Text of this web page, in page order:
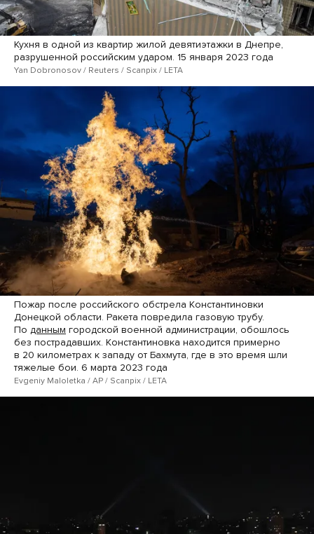
Кухня в одной из квартир жилой девятиэтажки в Днепре,
разрушенной российским ударом. 15 января 2023 года
Yan Dobronosov / Reuters / Scanpix / LETA
Пожар после российского обстрела Константиновки
Донецкой области. Ракета повредила газовую трубу.
По данным городской военной администрации, обошлось
без пострадавших. Константиновка находится примерно
в 20 километрах к западу от Бахмута, где в это время шли
тяжелые бои. 6 марта 2023 года
Evgeniy Maloletka / AP / Scanpix / LETA